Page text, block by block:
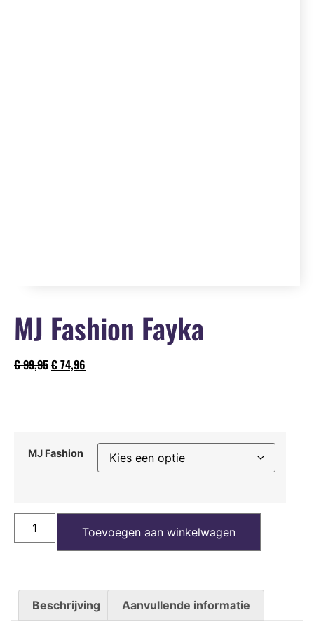
MJ Fashion Fayka
€99,95€74,96
MJ Fashion
Toevoegen aan winkelwagen
Beschrijving Aanvullende informatie